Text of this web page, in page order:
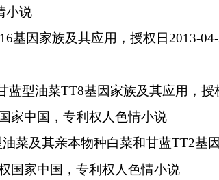
小说
基因家族及其应用，授权日2013-
蓝型油菜TT8基因家族及其应用，授
家中国，专利权人色情小说
菜及其亲本物种白菜和甘蓝TT2基
国家中国，专利权人色情小说